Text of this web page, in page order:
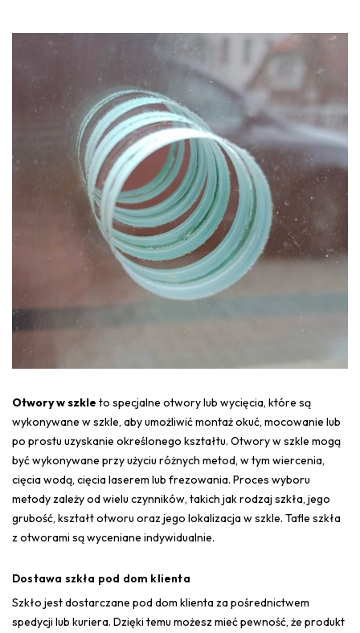
Otwory w szkle to specjalne otwory lub wycięcia, które są
wykonywane w szkle, aby umożliwić montaż okuć, mocowanie lub
po prostu uzyskanie określonego kształtu. Otwory w szkle mogą
być wykonywane przy użyciu różnych metod, w tym wiercenia,
cięcia wodą, cięcia laserem lub frezowania. Proces wyboru
metody zależy od wielu czynników, takich jak rodzaj szkła, jego
grubość, kształt otworu oraz jego lokalizacja w szkle. Tafle szkła
z otworami są wyceniane indywidualnie.
Dostawa szkła pod dom klienta
Szkło jest dostarczane pod dom klienta za pośrednictwem
spedycji lub kuriera. Dzięki temu możesz mieć pewność, że produkt